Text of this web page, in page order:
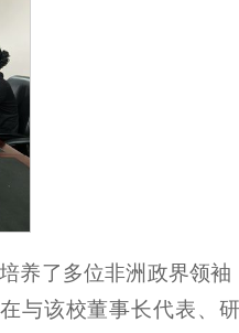
养了多位非洲政界领
与该校董事长代表、